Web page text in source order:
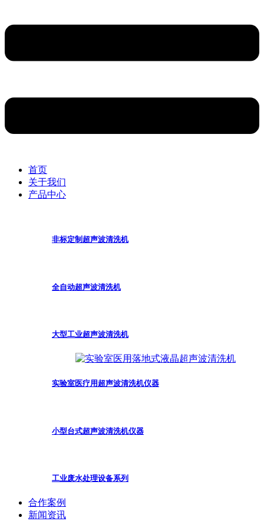
首页
关于我们
产品中心
非标定制超声波清洗机
全自动超声波清洗机
大型工业超声波清洗机
实验室医疗用超声波清洗机仪器
小型台式超声波清洗机仪器
工业废水处理设备系列
合作案例
新闻资讯